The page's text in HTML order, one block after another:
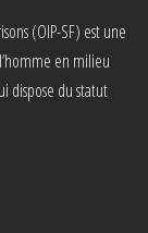
(OIP-SF) est une
en milieu
dispose du statut